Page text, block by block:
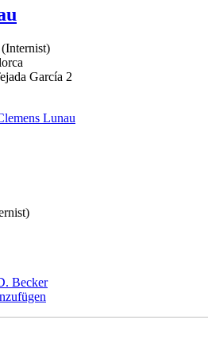
García 2
Lunau
Becker